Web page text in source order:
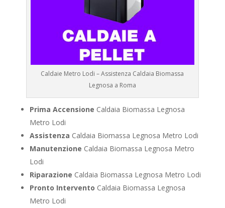
Caldaie Metro Lodi – Assistenza Caldaia Biomassa
Legnosa a Roma
Prima Accensione Caldaia Biomassa Legnosa
Metro Lodi
Assistenza Caldaia Biomassa Legnosa Metro Lodi
Manutenzione Caldaia Biomassa Legnosa Metro
Lodi
Riparazione Caldaia Biomassa Legnosa Metro Lodi
Pronto Intervento Caldaia Biomassa Legnosa
Metro Lodi